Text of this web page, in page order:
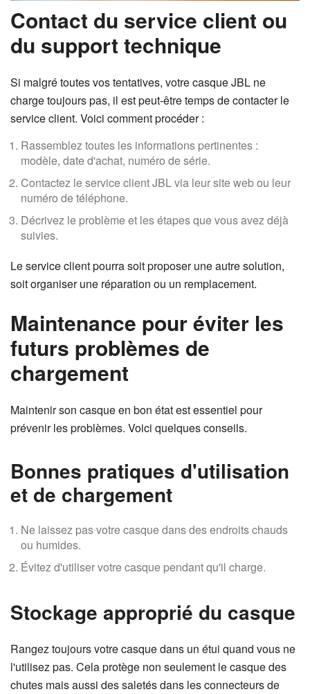
Contact du service client ou
du support technique
Si malgré toutes vos tentatives, votre casque JBL ne
charge toujours pas, il est peut-être temps de contacter le
service client. Voici comment procéder :
Rassemblez toutes les informations pertinentes :
modèle, date d'achat, numéro de série.
Contactez le service client JBL via leur site web ou leur
numéro de téléphone.
Décrivez le problème et les étapes que vous avez déjà
suivies.
Le service client pourra soit proposer une autre solution,
soit organiser une réparation ou un remplacement.
Maintenance pour éviter les
futurs problèmes de
chargement
Maintenir son casque en bon état est essentiel pour
prévenir les problèmes. Voici quelques conseils.
Bonnes pratiques d'utilisation
et de chargement
Ne laissez pas votre casque dans des endroits chauds
ou humides.
Évitez d'utiliser votre casque pendant qu'il charge.
Stockage approprié du casque
Rangez toujours votre casque dans un étui quand vous ne
l'utilisez pas. Cela protège non seulement le casque des
chutes mais aussi des saletés dans les connecteurs de